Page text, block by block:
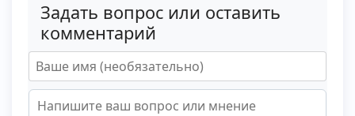
Задать вопрос или оставить
комментарий